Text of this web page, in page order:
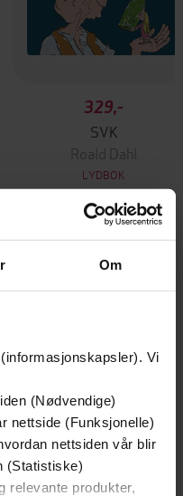
Om
Vi
(Nødvendige)
nettside (Funksjonelle)
nettsiden vår blir
(Statistiske)
relevante produkter,
329,-
SVK
Roald Dahl
LYDBOK